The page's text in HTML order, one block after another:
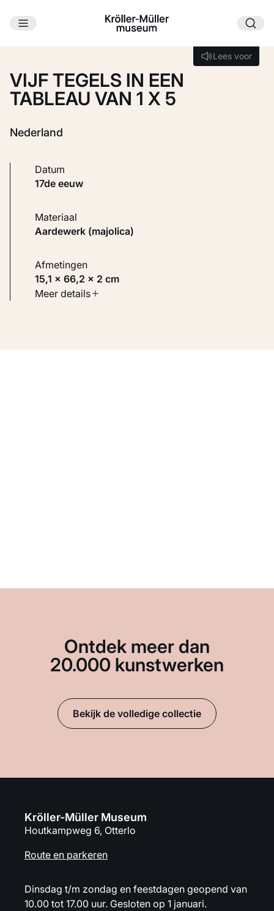
Ga naar hoofdinhoud
Lees voor
Lees voor
VIJF TEGELS IN EEN
TABLEAU VAN 1 X 5
Nederland
Datum
17de eeuw
Materiaal
Aardewerk (majolica)
Afmetingen
15,1 × 66,2 × 2 cm
Soort werk
Meer details
Ontdek meer dan
20.000 kunstwerken
Bekijk de volledige collectie
Kröller-Müller Museum
Houtkampweg 6, Otterlo
Route en parkeren
Dinsdag t/m zondag en feestdagen geopend van
10.00 tot 17.00 uur. Gesloten op 1 januari.